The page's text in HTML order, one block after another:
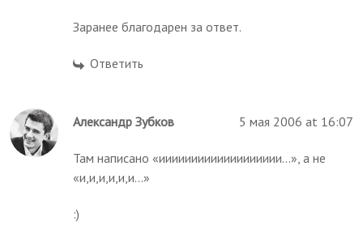
Заранее благодарен за ответ.
Ответить
Александр Зубков 5 мая 2006 at 16:07
Там написано «иииииииииииииииииии...», а не
«и,и,и,и,и,и...»
:)